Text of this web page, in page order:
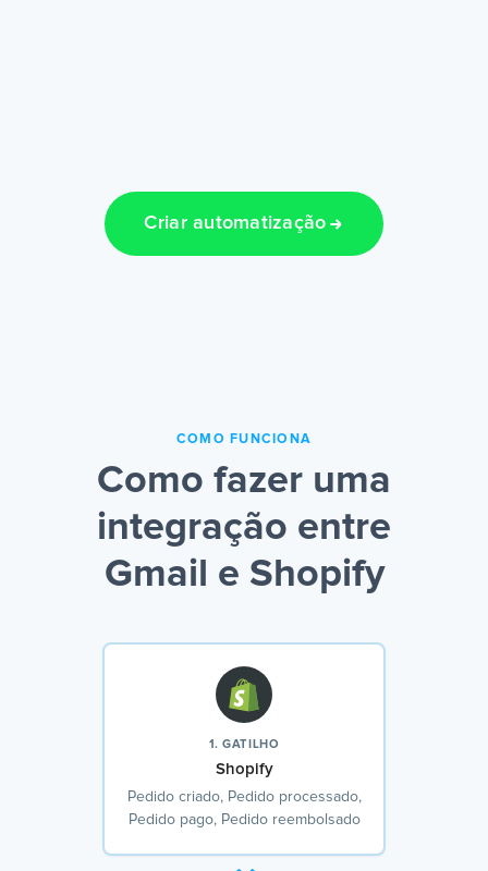
Criar automatização
COMO FUNCIONA
Como fazer uma
integração entre
Gmail e Shopify
1. GATILHO
Shopify
Pedido criado, Pedido processado,
Pedido pago, Pedido reembolsado